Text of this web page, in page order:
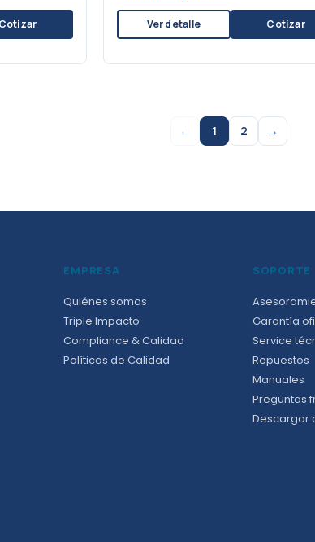
Cotizar Ver detalle Cotizar
← 1 2 →
EMPRESA
Quiénes somos
Triple Impacto
Compliance & Calidad
Políticas de Calidad
SOPORTE
Garantía
Service
Repuestos
Manuales
Preguntas
Descargar